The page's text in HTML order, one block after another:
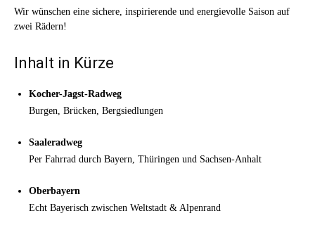
Wir wünschen eine sichere, inspirierende und energievolle Saison auf
zwei Rädern!
Inhalt in Kürze
Kocher-Jagst-Radweg
Burgen, Brücken, Bergsiedlungen
Saaleradweg
Per Fahrrad durch Bayern, Thüringen und Sachsen-Anhalt
Oberbayern
Echt Bayerisch zwischen Weltstadt & Alpenrand